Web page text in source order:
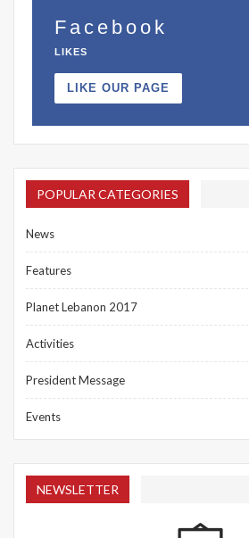
Facebook
LIKES
LIKE OUR PAGE
POPULAR CATEGORIES
News
Features
Planet Lebanon 2017
Activities
President Message
Events
NEWSLETTER